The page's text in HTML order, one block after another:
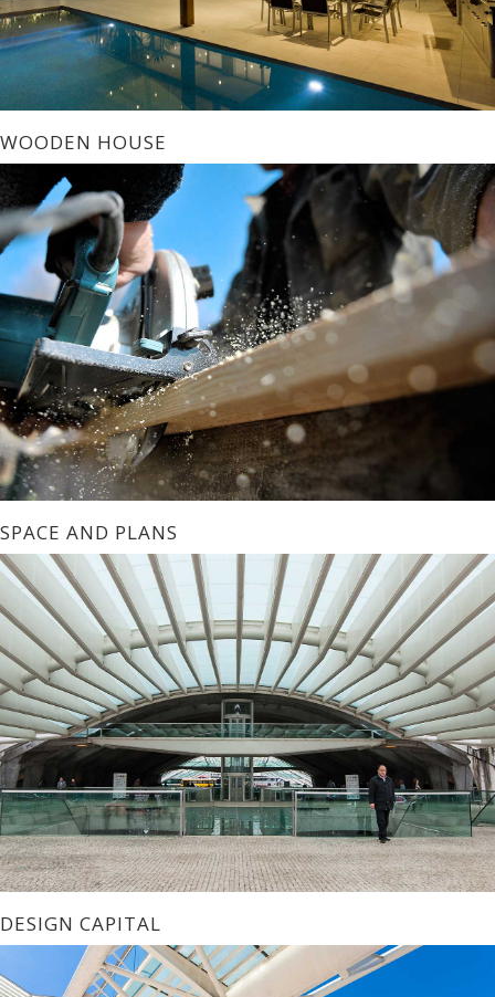
WOODEN HOUSE
SPACE AND PLANS
DESIGN CAPITAL